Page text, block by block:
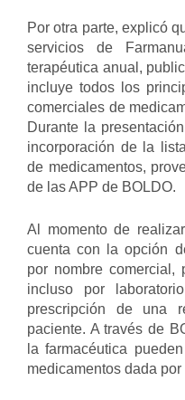
Por otra parte, explicó
servicios de
terapéutica anual,
incluye todos los
comerciales de
Durante la
incorporación de la
de medicamentos,
de las APP de BOLDO.
Al momento de
cuenta con la opción
por nombre comercial,
incluso por
prescripción de una
paciente. A través de
la farmacéutica
medicamentos dada por